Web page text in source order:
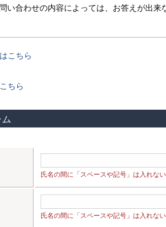
い合わせの内容によっては、お答えが出来
こちら
ちら
氏名の間に「スペースや記号」は入れない
氏名の間に「スペースや記号」は入れない